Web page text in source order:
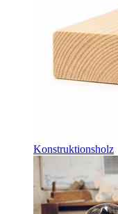
Konstruktionsholz